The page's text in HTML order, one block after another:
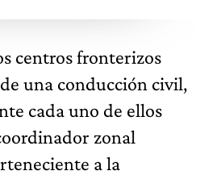
centros fronterizos
una conducción civil,
cada uno de ellos
zonal
a la